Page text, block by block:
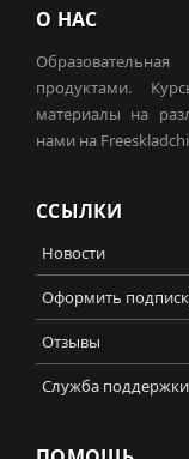
О НАС
продуктами.
материалы на
нами на
ССЫЛКИ
Новости
Оформить
Отзывы
Служба поддержки